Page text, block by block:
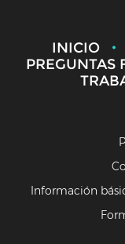
INICIO
PREGUNTAS
Información